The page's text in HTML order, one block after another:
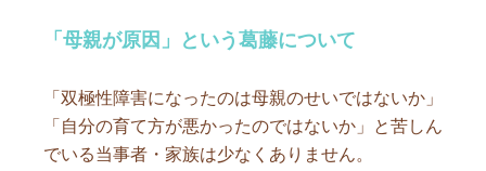
「母親が原因」という葛藤について
「双極性障害になったのは母親のせいではないか」
「自分の育て方が悪かったのではないか」と苦しん
でいる当事者・家族は少なくありません。